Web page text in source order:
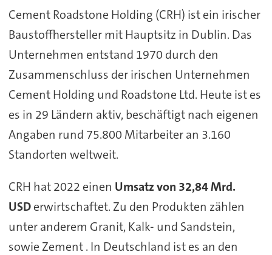
Cement Roadstone Holding (CRH) ist ein irischer
Baustoffhersteller mit Hauptsitz in Dublin. Das
Unternehmen entstand 1970 durch den
Zusammenschluss der irischen Unternehmen
Cement Holding und Roadstone Ltd. Heute ist es
es in 29 Ländern aktiv, beschäftigt nach eigenen
Angaben rund 75.800 Mitarbeiter an 3.160
Standorten weltweit.
CRH hat 2022 einen Umsatz von 32,84 Mrd.
USDerwirtschaftet. Zu den Produkten zählen
unter anderem Granit, Kalk- und Sandstein,
sowie Zement . In Deutschland ist es an den